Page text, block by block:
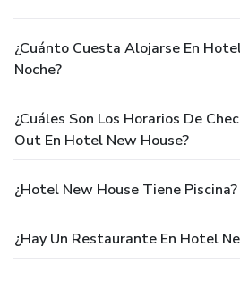
¿Cuánto Cuesta Alojarse En
Noche?
¿Cuáles Son Los Horarios De
Out En Hotel New House?
¿Hotel New House Tiene Piscina?
¿Hay Un Restaurante En Hotel